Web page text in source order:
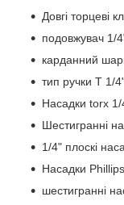
Довгі торцеві
подовжувач 1/
карданний
тип ручки T 1/
Насадки torx
Шестигранні
1/4" плоскі
Насадки
шестигранні